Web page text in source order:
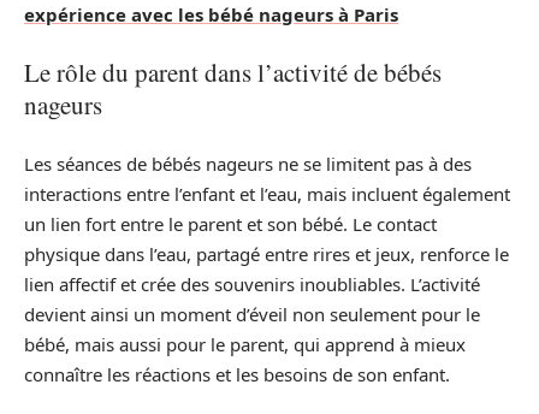
expérience avec les bébé nageurs à Paris
Le rôle du parent dans l’activité de bébés
nageurs
Les séances de bébés nageurs ne se limitent pas à des
interactions entre l’enfant et l’eau, mais incluent également
un lien fort entre le parent et son bébé. Le contact
physique dans l’eau, partagé entre rires et jeux, renforce le
lien affectif et crée des souvenirs inoubliables. L’activité
devient ainsi un moment d’éveil non seulement pour le
bébé, mais aussi pour le parent, qui apprend à mieux
connaître les réactions et les besoins de son enfant.